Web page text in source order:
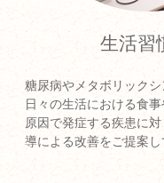
生活習
糖尿病やメタボリックシ
日々の生活における食
原因で発症する疾患に
導による改善をご提案し